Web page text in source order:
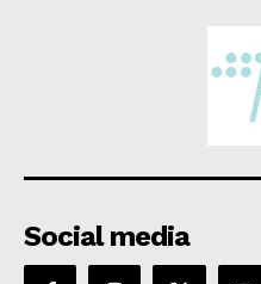
Social media